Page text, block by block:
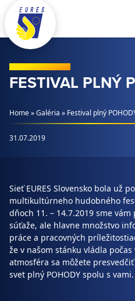
Prejsť na obsah
FESTIVAL PLNÝ
Home»Galéria » Festival plný
31.07.2019
Sieť EURES Slovensko bola už
multikultúrneho hudobného
dňoch 11. – 14.7.2019 sme
súťaže, ale hlavne množstvo
práce a pracovných
že v našom stánku vládla
atmosféra sa môžete
svet plný POHODY spolu s